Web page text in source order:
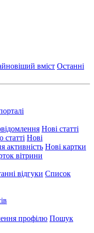
вміст Останні
Нові статті
статті Нові
активність Нові картки
вітрини
відгуки Список
профілю Пошук